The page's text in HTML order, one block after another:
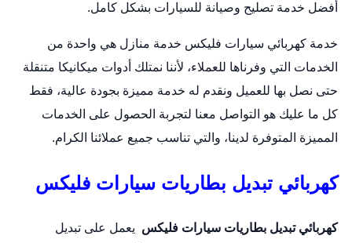
أفضل خدمة تصليح وصيانة للسيارات بشكل كامل.
خدمة كهربائي سيارات فليكس خدمة منازل هي واحدة من
الخدمات التي وفرناها للعملاء، لأننا نمتلك أدوات ميكانيكا متنقلة
حتى نصل بها للعميل ونقدم له خدمة مميزة بجودة عالية، فقط
كل ما عليك هو التواصل معنا لتجربة الحصول على الخدمات
المميزة المتوفرة لدينا، والتي تناسب جميع عملائنا الكرام.
كهربائي تبديل بطاريات سيارات فليكس
كهربائي تبديل بطاريات سيارات فليكس يعمل على تبديل